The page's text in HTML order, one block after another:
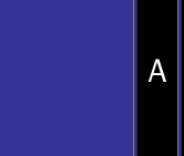
Ａ